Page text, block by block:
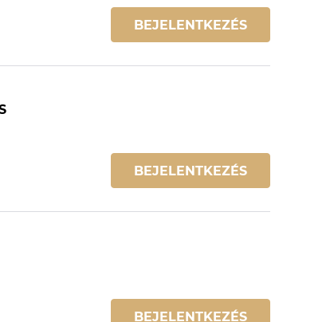
BEJELENTKEZÉS
BEJELENTKEZÉS
BEJELENTKEZÉS